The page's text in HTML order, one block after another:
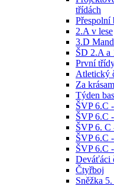
třídách
Přespolní
2.A v lese
3.D
ŠD 2.A a
První
Atletický
Za
Týden
ŠVP 6.C
ŠVP 6.C
ŠVP 6. C
ŠVP 6.C
ŠVP 6.C
Deváťáci
Čtyřboj
Sněžka